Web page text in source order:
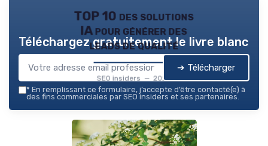
TOP 10 des solutions
IA pour générer des
leads de qualité
SEO insiders — 2026
Téléchargez gratuitement le livre blanc
➔ Télécharger
* En remplissant ce formulaire, j’accepte d’être contacté(e) à
des fins commerciales par SEO insiders et ses partenaires.